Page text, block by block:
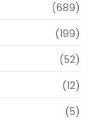
(689)
(199)
(52)
(12)
(5)